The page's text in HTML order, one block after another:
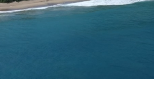
REPÚBLICA